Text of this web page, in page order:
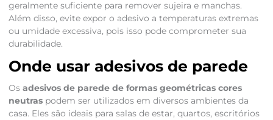
geralmente suficiente para remover sujeira e manchas.
Além disso, evite expor o adesivo a temperaturas extremas
ou umidade excessiva, pois isso pode comprometer sua
durabilidade.
Onde usar adesivos de parede
Os adesivos de parede de formas geométricas cores
neutraspodem ser utilizados em diversos ambientes da
casa. Eles são ideais para salas de estar, quartos, escritórios